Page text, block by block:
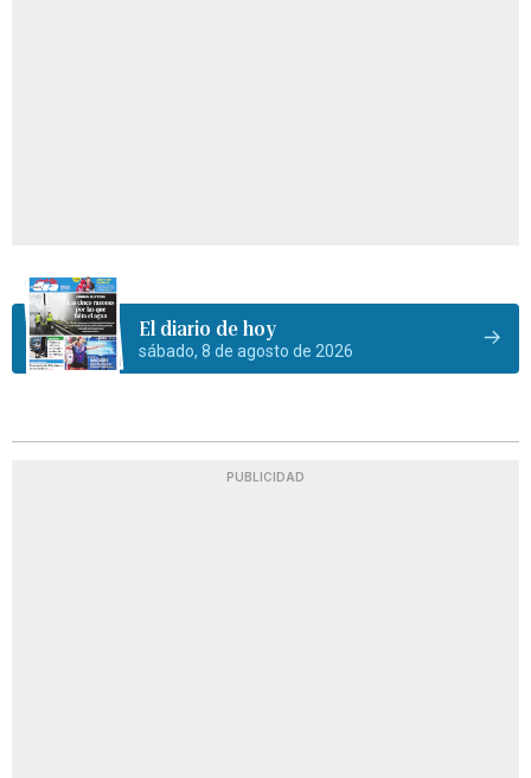
El diario de hoy
sábado, 8 de agosto de 2026
PUBLICIDAD